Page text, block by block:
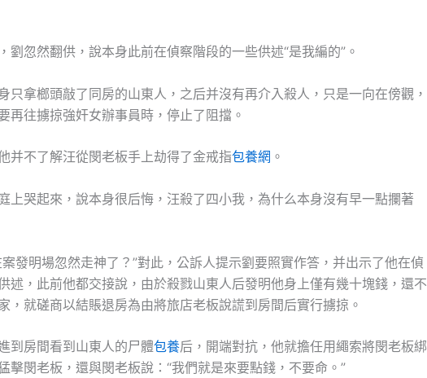
忽然翻供，說本身此前在偵察階段的一些供述“是我編的”。
拿榔頭敲了同房的山東人，之后并沒有再介入殺人，只是一向在傍觀，
再往擄掠強奸女辦事員時，停止了阻擋。
不了解汪從閔老板手上劫得了金戒指包養網 。
哭起來，說本身很后悔，汪殺了四小我，為什么本身沒有早一點攔著
明場忽然走神了？”對此，公訴人提示劉要照實作答，并出示了他在偵
述，此前他都交接說，由於殺戮山東人后發明他身上僅有幾十塊錢，還不
，就磋商以結賬退房為由將旅店老板說謊到房間后實行擄掠。
房間看到山東人的尸體包養后，開端對抗，他就擔任用繩索將閔老板綁
擊閔老板，還與閔老板說：“我們就是來要點錢，不要命。”